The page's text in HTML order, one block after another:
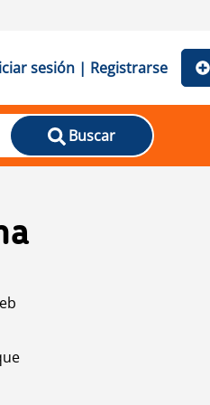
sesión | Registrarse
Buscar